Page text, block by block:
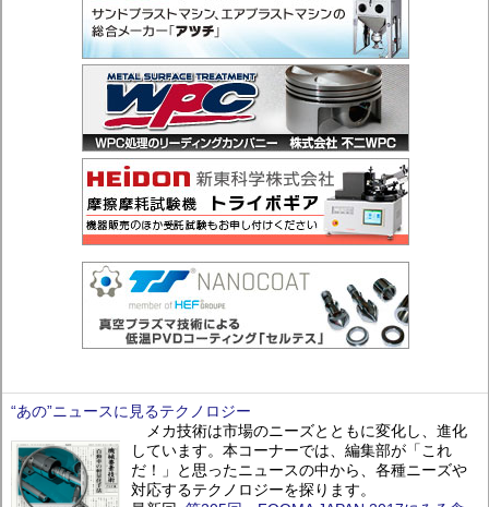
“あの”ニュースに見るテクノロジー
メカ技術は市場のニーズとともに変化し、進化
しています。本コーナーでは、編集部が「これ
だ！」と思ったニュースの中から、各種ニーズや
対応するテクノロジーを探ります。